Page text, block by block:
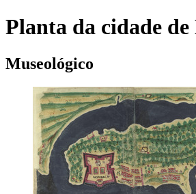
Planta da cidade
Museológico